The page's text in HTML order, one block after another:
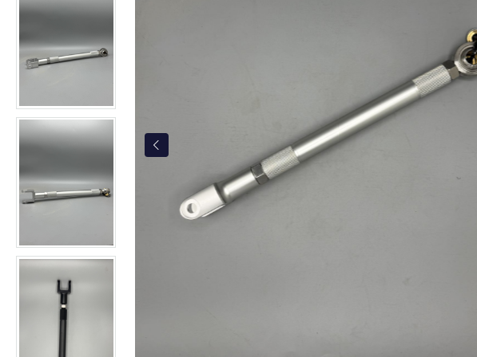
Kabelbäume & Kabelkits
Amaturen & Lenker
Lenker
Gabeln & Gabelbrücken
Fahrwerk & Fußrasten
Räder
Ledersitze
Motorradtaschen
Ersatz - Motor - Schrauben -Adapter